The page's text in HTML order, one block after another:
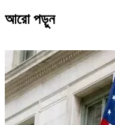
আরো পড়ুন